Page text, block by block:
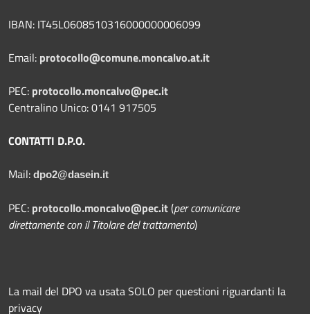
IBAN: IT45L0608510316000000006099
Email: protocollo@comune.moncalvo.at.it
PEC: protocollo.moncalvo@pec.it
Centralino Unico: 0141 917505
CONTATTI D.P.O.
Mail: dpo2@dasein.it
PEC: protocollo.moncalvo@pec.it(per comunicare
direttamente con il Titolare del trattamento)
La mail del DPO va usata SOLO per questioni riguardanti la
privacy